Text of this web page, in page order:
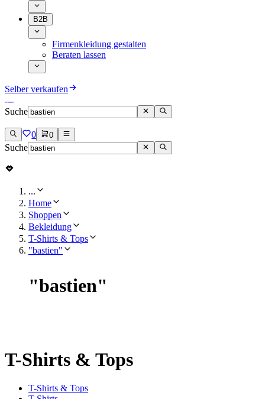
B2B
Firmenkleidung gestalten
Beraten lassen
Selber verkaufen
Suche
0 0
Suche
...
Home
Shoppen
Bekleidung
T-Shirts & Tops
"bastien"
"bastien"
T-Shirts & Tops
T-Shirts & Tops